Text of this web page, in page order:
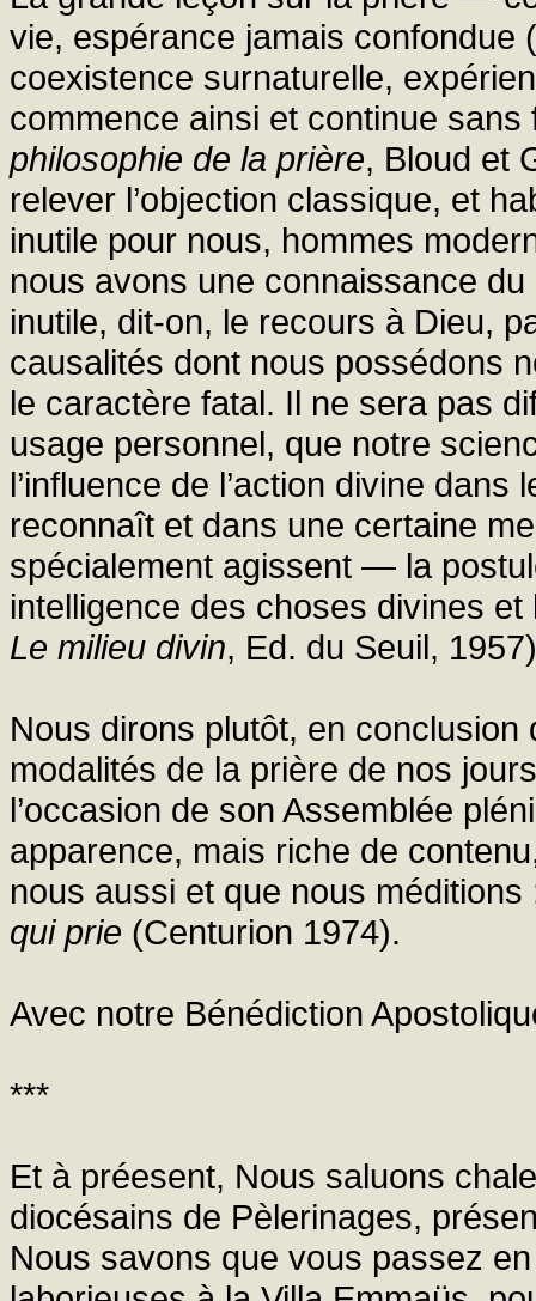
vie, espérance jamais confondue
coexistence surnaturelle,
commence ainsi et continue
philosophie de la prière, Bloud et
relever l’objection classique, et
inutile pour nous, hommes
nous avons une connaissance
inutile, dit-on, le recours à Dieu,
causalités dont nous possédons
le caractère fatal. Il ne sera pas
usage personnel, que notre
l’influence de l’action divine
reconnaît et dans une certaine
spécialement agissent — la
intelligence des choses divines
Le milieu divin, Ed. du Seuil,
Nous dirons plutôt, en
modalités de la prière de nos
l’occasion de son Assemblée
apparence, mais riche de
nous aussi et que nous
qui prie (Centurion 1974).
Avec notre Bénédiction
***
Et à préesent, Nous saluons
diocésains de Pèlerinages,
Nous savons que vous passez